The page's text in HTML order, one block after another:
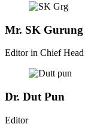
Mr. SK Gurung
Editor in Chief Head
Dr. Dut Pun
Editor